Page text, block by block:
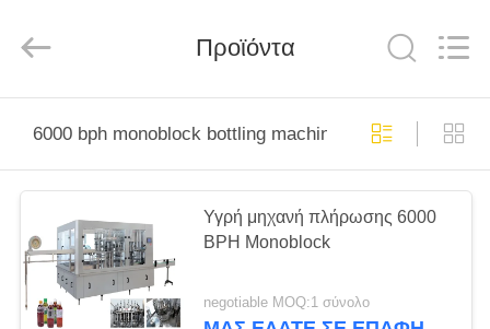
ΠΡΟΪΌΝΤΑ
ΠΕΡΊΠΟΥ
ΕΜΕΊΣ
Management
Services
Προϊόντα
6000 bph monoblock bottling machine
Υγρή μηχανή πλήρωσης 6000
BPH Monoblock
negotiable MOQ:1 σύνολο